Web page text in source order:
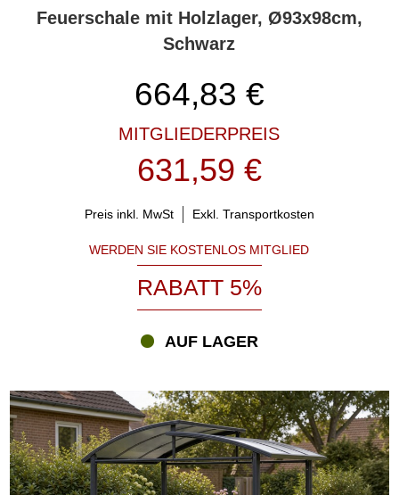
Feuerschale mit Holzlager, Ø93x98cm,
Schwarz
664,83 €
MITGLIEDERPREIS
631,59 €
Preis inkl. MwSt Exkl. Transportkosten
WERDEN SIE KOSTENLOS MITGLIED
RABATT 5%
AUF LAGER